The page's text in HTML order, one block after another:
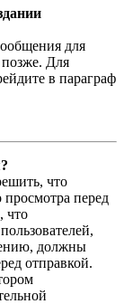
для
позже. Для
в параграф
что
просмотра перед
что
должны
отправкой.